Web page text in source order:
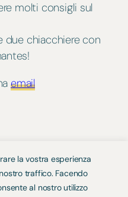
la vostra esperienza
traffico. Facendo
al nostro utilizzo
molti consigli sul
due chiacchiere con
email
e ritrovarsi